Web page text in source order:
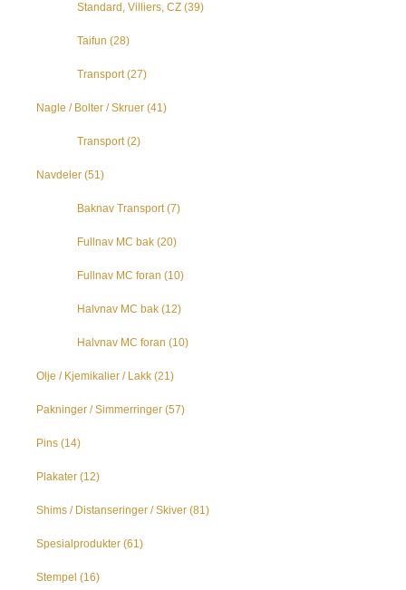
Standard, Villiers, CZ (39)
Taifun (28)
Transport (27)
Nagle / Bolter / Skruer (41)
Transport (2)
Navdeler (51)
Baknav Transport (7)
Fullnav MC bak (20)
Fullnav MC foran (10)
Halvnav MC bak (12)
Halvnav MC foran (10)
Olje / Kjemikalier / Lakk (21)
Pakninger / Simmerringer (57)
Pins (14)
Plakater (12)
Shims / Distanseringer / Skiver (81)
Spesialprodukter (61)
Stempel (16)